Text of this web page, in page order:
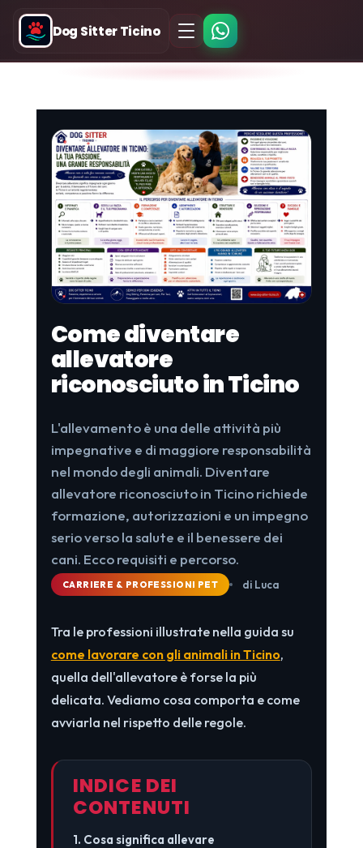
Dog Sitter Ticino
Come diventare
allevatore
riconosciuto in Ticino
L'allevamento è una delle attività più
impegnative e di maggiore responsabilità
nel mondo degli animali. Diventare
allevatore riconosciuto in Ticino richiede
formazione, autorizzazioni e un impegno
serio verso la salute e il benessere dei
cani. Ecco requisiti e percorso.
CARRIERE & PROFESSIONI PET di Luca
Tra le professioni illustrate nella guida su
come lavorare con gli animali in Ticino,
quella dell'allevatore è forse la più
delicata. Vediamo cosa comporta e come
avviarla nel rispetto delle regole.
INDICE DEI
CONTENUTI
1. Cosa significa allevare